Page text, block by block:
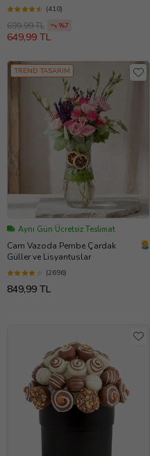
(410)
699,99 TL %7
649,99 TL
TREND TASARIM
Aynı Gün Ücretsiz Teslimat
Cam Vazoda Pembe Çardak
Güller ve Lisyantuslar
(2696)
849,99 TL